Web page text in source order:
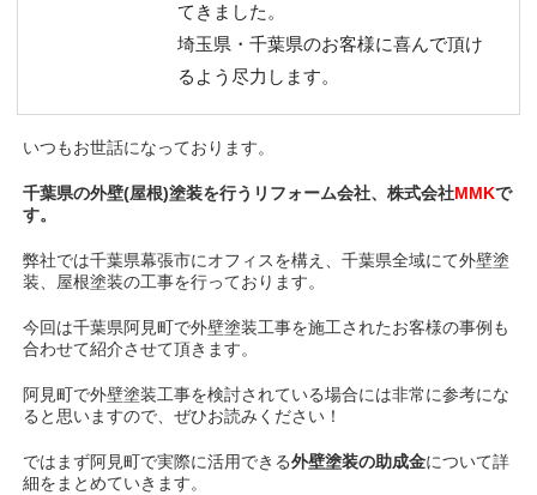
てきました。
埼玉県・千葉県のお客様に喜んで頂け
るよう尽力します。
いつもお世話になっております。
千葉県の外壁(屋根)塗装を行うリフォーム会社、株式会社MMKで
す。
弊社では千葉県幕張市にオフィスを構え、千葉県全域にて外壁塗
装、屋根塗装の工事を行っております。
今回は千葉県阿見町で外壁塗装工事を施工されたお客様の事例も
合わせて紹介させて頂きます。
阿見町で外壁塗装工事を検討されている場合には非常に参考にな
ると思いますので、ぜひお読みください！
ではまず阿見町で実際に活用できる外壁塗装の助成金について詳
細をまとめていきます。